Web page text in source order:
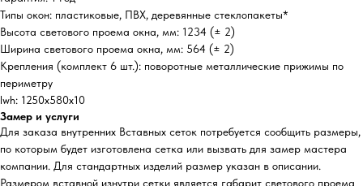
Типы окон: пластиковые, ПВХ, деревянные стеклопакеты*
Высота светового проема окна, мм: 1234 (± 2)
Ширина светового проема окна, мм: 564 (± 2)
Крепления (комплект 6 шт.): поворотные металлические прижимы по
периметру
lwh: 1250x580x10
Замер и услуги
Для заказа внутренних Вставных сеток потребуется сообщить размеры,
по которым будет изготовлена сетка или вызвать для замер мастера
компании. Для стандартных изделий размер указан в описании.
Размером вставной изнутри сетки является габарит светового проема